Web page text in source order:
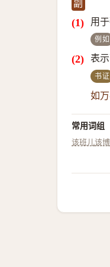
副
用
例如
表
书证
如
常用词组
该班儿该博